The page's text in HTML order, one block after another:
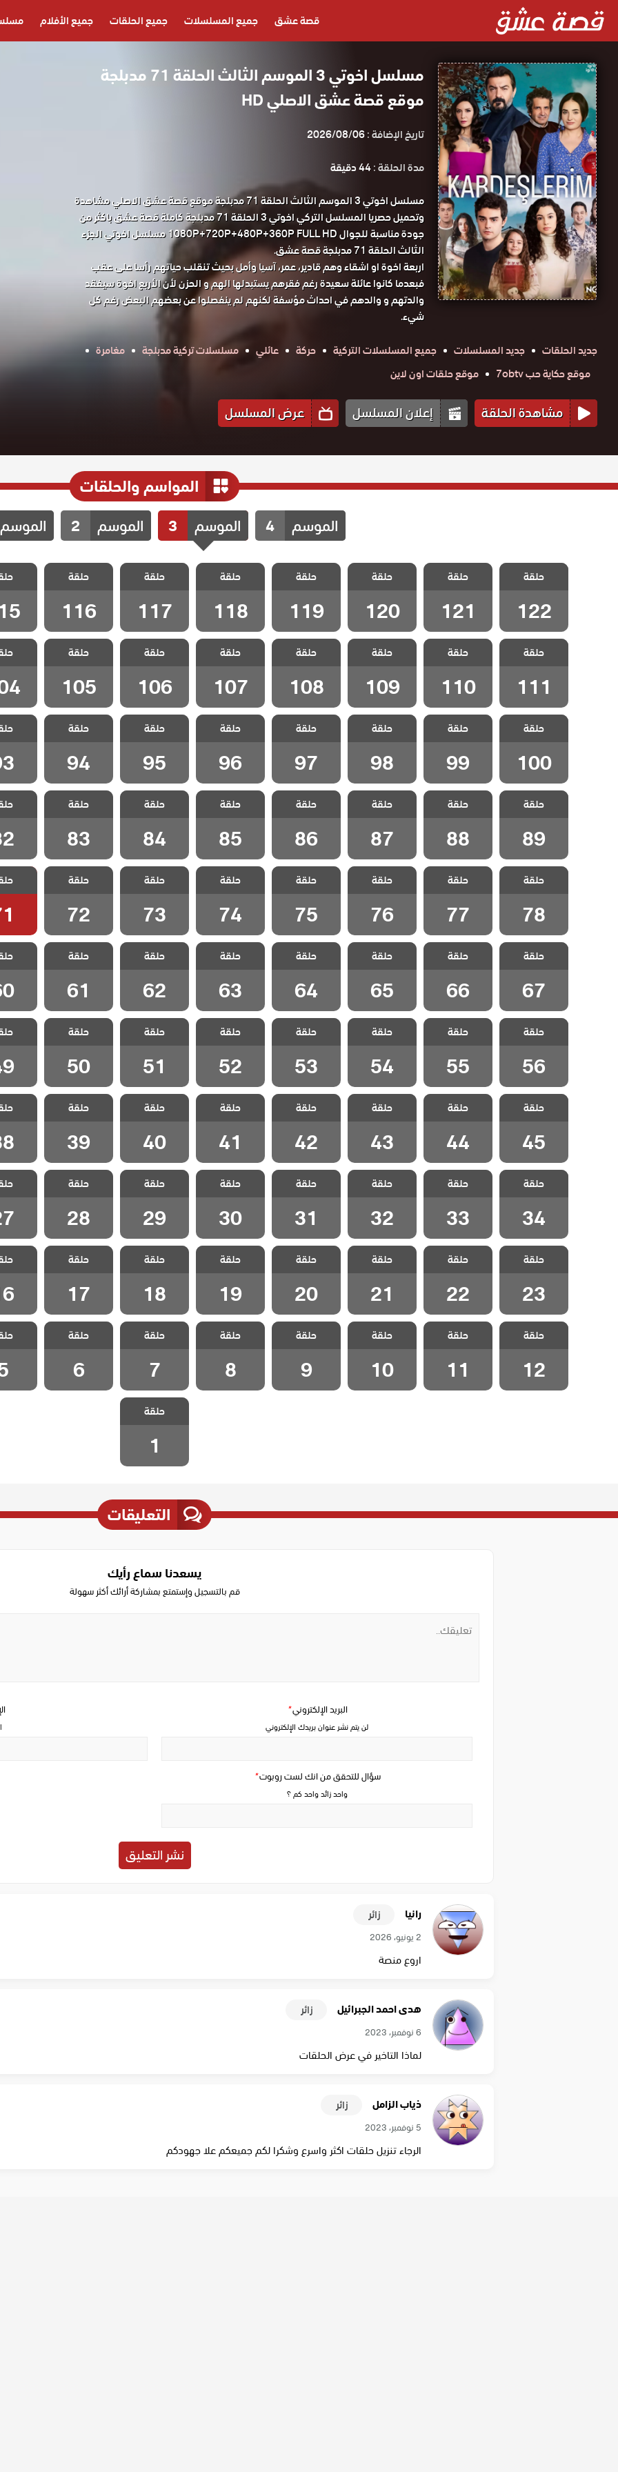
قصة عشق جميع المسلسلات جميع الحلقات جميع الأفلام
مسلسل اخوتي 3 الموسم الثالث الحلقة 71 مدبلجة
موقع قصة عشق الاصلي HD
تاريخ الإضافة :2026/08/06
مدة الحلقة :44 دقيقة
مسلسل اخوتي 3 الموسم الثالث الحلقة 71 مدبلجة موقع قصة عشق الاصلي مشاهدة
وتحميل حصريا المسلسل التركي اخوتي 3 الحلقة 71 مدبلجة كاملة قصة عشق باكثر من
جودة مناسبة للجوال 1080P+720P+480P+360P FULL HD مسلسل اخوتي الجزء
الثالث الحلقة 71 مدبلجة قصة عشق.
اربعة اخوة او اشقاء وهم قادير، عمر، آسيا وأمل بحيث تنقلب حياتهم رأسا على عقب
فبعدما كانوا عائلة سعيدة رغم فقرهم يستبدلها الهم و الحزن لأن الأربع اخوة سيفقد
والدتهم و والدهم في احداث مؤسفة لكنهم لم ينفصلوا عن بعضهم البعض رغم كل
شيء.
جديد الحلقات
جديد المسلسلات جميع المسلسلات التركية حركة عائلي مسلسلات تركية مدبلجة
مغامرة
موقع حكاية حب 7obtv
موقع حلقات اون لاين
مشاهدة الحلقة إعلان المسلسل عرض المسلسل
المواسم والحلقات
الموسم 4 الموسم 3 الموسم 2 الموسم
مسلسل اخوتي
3 مدبلج الحلقة
122 والاخيرة
حلقة
122
مسلسل اخوتي
3 مدبلج الحلقة
121
حلقة
121
مسلسل اخوتي
3 مدبلج الحلقة
120
حلقة
120
مسلسل اخوتي
3 مدبلج الحلقة
119
حلقة
119
مسلسل اخوتي
3 مدبلج الحلقة
118
حلقة
118
مسلسل اخوتي
3 مدبلج الحلقة
117
حلقة
117
مسلسل اخوتي
3 مدبلج الحلقة
116
حلقة
116
مسلسل
3
مسلسل اخوتي
3 مدبلج الحلقة
111
حلقة
111
مسلسل اخوتي
3 مدبلج الحلقة
110
حلقة
110
مسلسل اخوتي
3 مدبلج الحلقة
109
حلقة
109
مسلسل اخوتي
3 مدبلج الحلقة
108
حلقة
108
مسلسل اخوتي
3 مدبلج الحلقة
107
حلقة
107
مسلسل اخوتي
3 مدبلج الحلقة
106
حلقة
106
مسلسل اخوتي
3 مدبلج الحلقة
105
حلقة
105
مسلسل
3
مسلسل اخوتي
3 مدبلج الحلقة
100
حلقة
100
مسلسل اخوتي
3 مدبلج الحلقة
99
حلقة
99
مسلسل اخوتي
3 مدبلج الحلقة
98
حلقة
98
مسلسل اخوتي
3 مدبلج الحلقة
97
حلقة
97
مسلسل اخوتي
3 مدبلج الحلقة
96
حلقة
96
مسلسل اخوتي
3 مدبلج الحلقة
95
حلقة
95
مسلسل اخوتي
3 مدبلج الحلقة
94
حلقة
94
مسلسل
3
مسلسل اخوتي
3 مدبلج الحلقة
89
حلقة
89
مسلسل اخوتي
3 مدبلج الحلقة
88
حلقة
88
مسلسل اخوتي
3 مدبلج الحلقة
87
حلقة
87
مسلسل اخوتي
3 مدبلج الحلقة
86
حلقة
86
مسلسل اخوتي
3 مدبلج الحلقة
85
حلقة
85
مسلسل اخوتي
3 مدبلج الحلقة
84
حلقة
84
مسلسل اخوتي
3 مدبلج الحلقة
83
حلقة
83
مسلسل
3
مسلسل اخوتي
3 مدبلج الحلقة
78
حلقة
78
مسلسل اخوتي
3 مدبلج الحلقة
77
حلقة
77
مسلسل اخوتي
3 مدبلج الحلقة
76
حلقة
76
مسلسل اخوتي
3 مدبلج الحلقة
75
حلقة
75
مسلسل اخوتي
3 مدبلج الحلقة
74
حلقة
74
مسلسل اخوتي
3 مدبلج الحلقة
73
حلقة
73
مسلسل اخوتي
3 مدبلج الحلقة
72
حلقة
72
مسلسل
3
مسلسل اخوتي
3 مدبلج الحلقة
67
حلقة
67
مسلسل اخوتي
3 مدبلج الحلقة
66
حلقة
66
مسلسل اخوتي
3 مدبلج الحلقة
65
حلقة
65
مسلسل اخوتي
3 مدبلج الحلقة
64
حلقة
64
مسلسل اخوتي
3 مدبلج الحلقة
63
حلقة
63
مسلسل اخوتي
3 مدبلج الحلقة
62
حلقة
62
مسلسل اخوتي
3 مدبلج الحلقة
61
حلقة
61
مسلسل
3
مسلسل اخوتي
3 مدبلج الحلقة
56
حلقة
56
مسلسل اخوتي
3 مدبلج الحلقة
55
حلقة
55
مسلسل اخوتي
3 مدبلج الحلقة
54
حلقة
54
مسلسل اخوتي
3 مدبلج الحلقة
53
حلقة
53
مسلسل اخوتي
3 مدبلج الحلقة
52
حلقة
52
مسلسل اخوتي
3 مدبلج الحلقة
51
حلقة
51
مسلسل اخوتي
3 مدبلج الحلقة
50
حلقة
50
مسلسل
3
مسلسل اخوتي
3 مدبلج الحلقة
45
حلقة
45
مسلسل اخوتي
3 مدبلج الحلقة
44
حلقة
44
مسلسل اخوتي
3 مدبلج الحلقة
43
حلقة
43
مسلسل اخوتي
3 مدبلج الحلقة
42
حلقة
42
مسلسل اخوتي
3 مدبلج الحلقة
41
حلقة
41
مسلسل اخوتي
3 مدبلج الحلقة
40
حلقة
40
مسلسل اخوتي
3 مدبلج الحلقة
39
حلقة
39
مسلسل
3
مسلسل اخوتي
3 مدبلج الحلقة
34
حلقة
34
مسلسل اخوتي
3 مدبلج الحلقة
33
حلقة
33
مسلسل اخوتي
3 مدبلج الحلقة
32
حلقة
32
مسلسل اخوتي
3 مدبلج الحلقة
31
حلقة
31
مسلسل اخوتي
3 مدبلج الحلقة
30
حلقة
30
مسلسل اخوتي
3 مدبلج الحلقة
29
حلقة
29
مسلسل اخوتي
3 مدبلج الحلقة
28
حلقة
28
مسلسل
3
مسلسل اخوتي
3 مدبلج الحلقة
23
حلقة
23
مسلسل اخوتي
3 مدبلج الحلقة
22
حلقة
22
مسلسل اخوتي
3 مدبلج الحلقة
21
حلقة
21
مسلسل اخوتي
3 مدبلج الحلقة
20
حلقة
20
مسلسل اخوتي
3 مدبلج الحلقة
19
حلقة
19
مسلسل اخوتي
3 مدبلج الحلقة
18
حلقة
18
مسلسل اخوتي
3 مدبلج الحلقة
17
حلقة
17
مسلسل
3
مسلسل اخوتي
3 مدبلج الحلقة
12
حلقة
12
مسلسل اخوتي
3 مدبلج الحلقة
11
حلقة
11
مسلسل اخوتي
3 مدبلج الحلقة
10
حلقة
10
مسلسل اخوتي
3 مدبلج الحلقة
9
حلقة
9
مسلسل اخوتي
3 مدبلج الحلقة
8
حلقة
8
مسلسل اخوتي
3 مدبلج الحلقة
7
حلقة
7
مسلسل اخوتي
3 مدبلج الحلقة
6
حلقة
6
مسلسل
3
5
مسلسل اخوتي
3 مدبلج الحلقة
1
حلقة
1
التعليقات
يسعدنا سماع رأيك
قم بالتسجيل وإستمتع بمشاركة أرائك أكثر سهولة
سؤال للتحقق من انك لست روبوت*
واحد زائد واحد كم ؟
البريد الإلكتروني*
لن يتم نشر عنوان بريدك الإلكتروني
رانيا زائر
2 يونيو، 2026
اروع منصة
هدى احمد الجبرائيل زائر
6 نوفمبر، 2023
لماذا التاخير في عرض الحلقات
ذياب الزامل زائر
5 نوفمبر، 2023
الرجاء تنزيل حلقات اكثر واسرع وشكرا لكم جميعكم علا جهودكم